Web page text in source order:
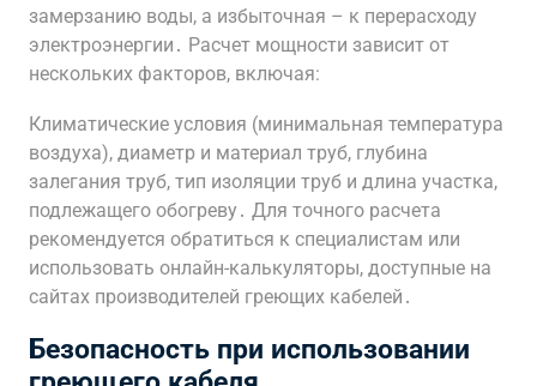
замерзанию воды, а избыточная – к перерасходу
электроэнергии․ Расчет мощности зависит от
нескольких факторов, включая:
Климатические условия (минимальная температура
воздуха), диаметр и материал труб, глубина
залегания труб, тип изоляции труб и длина участка,
подлежащего обогреву․ Для точного расчета
рекомендуется обратиться к специалистам или
использовать онлайн-калькуляторы, доступные на
сайтах производителей греющих кабелей․
Безопасность при использовании